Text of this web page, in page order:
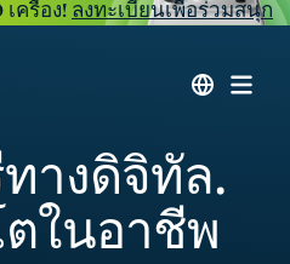
ครื่อง! ลงทะเบียนเพื่อร่วมสนุก
างดิจิทัล.
ตในอาชีพ